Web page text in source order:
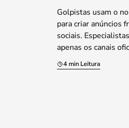
Golpistas usam o
para criar anúncios
sociais.
apenas os canais
4 min Leitura